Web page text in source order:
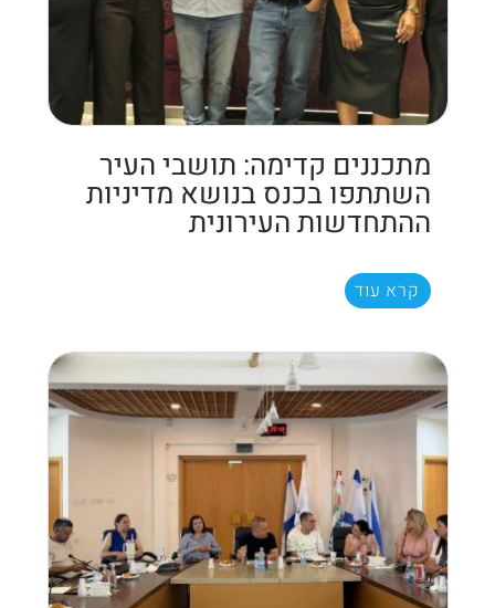
מתכננים קדימה: תושבי העיר
השתתפו בכנס בנושא מדיניות
ההתחדשות העירונית
קרא עוד